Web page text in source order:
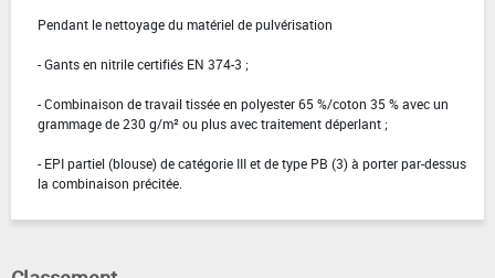
Pendant le nettoyage du matériel de pulvérisation
- Gants en nitrile certifiés EN 374-3 ;
- Combinaison de travail tissée en polyester 65 %/coton 35 % avec un
grammage de 230 g/m² ou plus avec traitement déperlant ;
- EPI partiel (blouse) de catégorie III et de type PB (3) à porter par-dessus
la combinaison précitée.